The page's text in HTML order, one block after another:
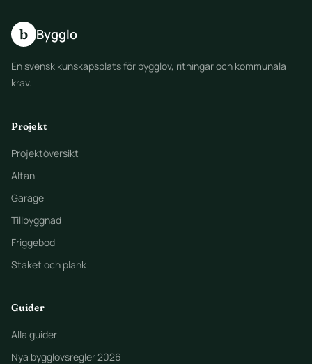
b Bygglo
En svensk kunskapsplats för bygglov, ritningar och kommunala
krav.
Projekt
Projektöversikt
Altan
Garage
Tillbyggnad
Friggebod
Staket och plank
Guider
Alla guider
Nya bygglovsregler 2026